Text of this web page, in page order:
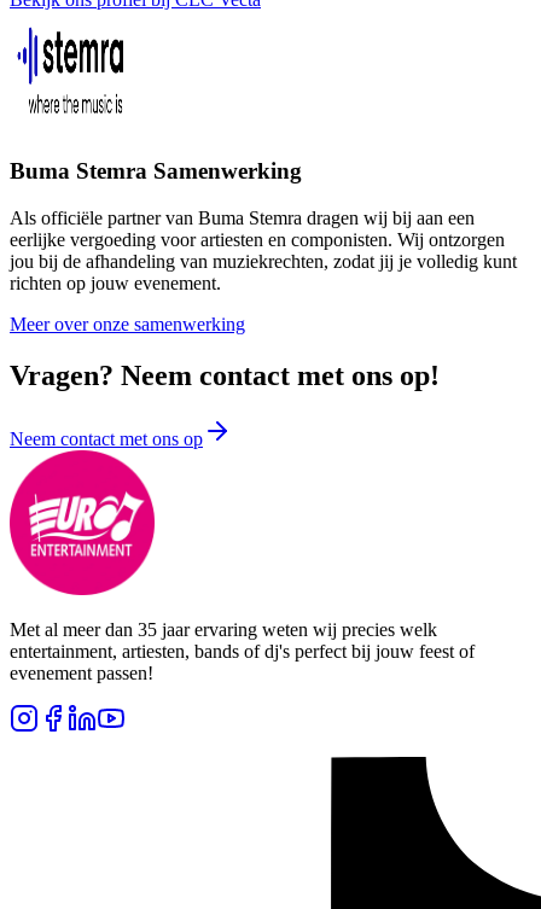
Buma Stemra Samenwerking
Als officiële partner van Buma Stemra dragen wij bij aan een
eerlijke vergoeding voor artiesten en componisten. Wij ontzorgen
jou bij de afhandeling van muziekrechten, zodat jij je volledig kunt
richten op jouw evenement.
Meer over onze samenwerking
Vragen? Neem contact met ons op!
Neem contact met ons op
Met al meer dan 35 jaar ervaring weten wij precies welk
entertainment, artiesten, bands of dj's perfect bij jouw feest of
evenement passen!